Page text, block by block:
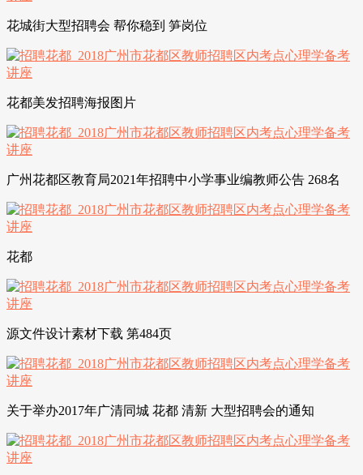
花城街大型招聘会 帮你稳到 笋岗位
花都美发招聘海报图片
广州花都区教育局2021年招聘中小学事业编教师公告 268名
花都
源文件设计素材下载 第484页
关于举办2017年广清同城 花都 清新 大型招聘会的通知